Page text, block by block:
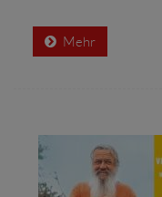
Mehr